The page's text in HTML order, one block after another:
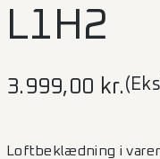
L1H2
3.999,00 kr.
Loftbeklædning i